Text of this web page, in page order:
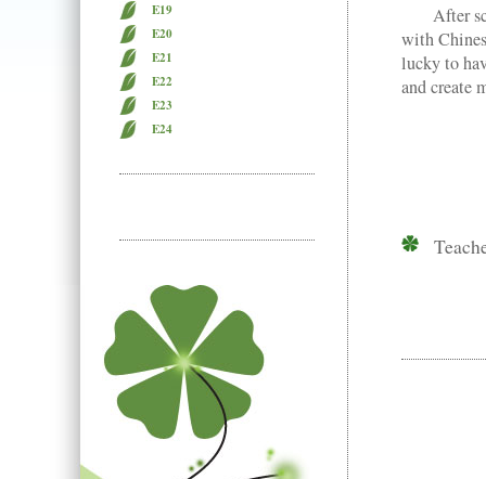
E19
E20
E21
E22
E23
E24
After
with
lucky to
and create